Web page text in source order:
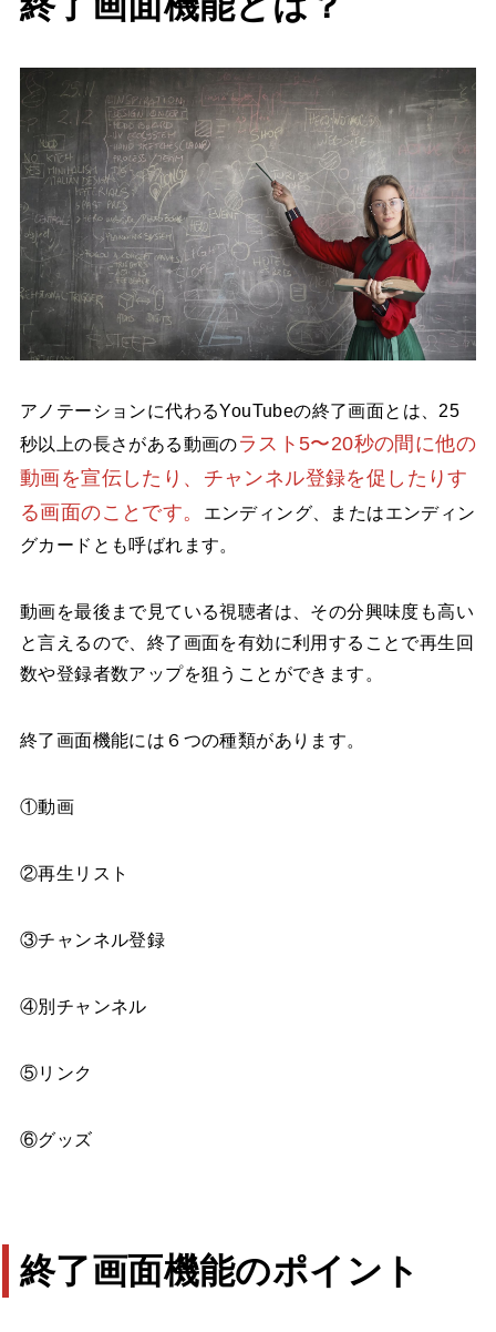
アノテーションに代わるYouTubeの終了画面とは、25
秒以上の長さがある動画のラスト5〜20秒の間に他の
動画を宣伝したり、チャンネル登録を促したりす
る画面のことです。
エンディング、またはエンディン
グカードとも呼ばれます。
動画を最後まで見ている視聴者は、その分興味度も高い
と言えるので、終了画面を有効に利用することで再生回
数や登録者数アップを狙うことができます。
終了画面機能には６つの種類があります。
①動画
②再生リスト
③チャンネル登録
④別チャンネル
⑤リンク
⑥グッズ
終了画面機能のポイント